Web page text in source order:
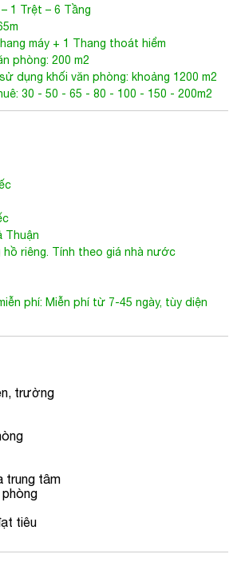
1 Trệt – 6 Tầng
máy + 1 Thang thoát hiểm
phòng: 200 m2
dụng khối văn phòng: khoảng 1200 m2
30 - 50 - 65 - 80 - 100 - 150 - 200m2
Thuận
hồ riêng. Tính theo giá nhà nước
phí: Miễn phí từ 7-45 ngày, tùy diện
trường
trung tâm
tiêu